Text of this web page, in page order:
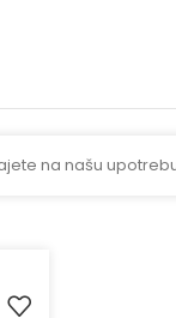
na našu